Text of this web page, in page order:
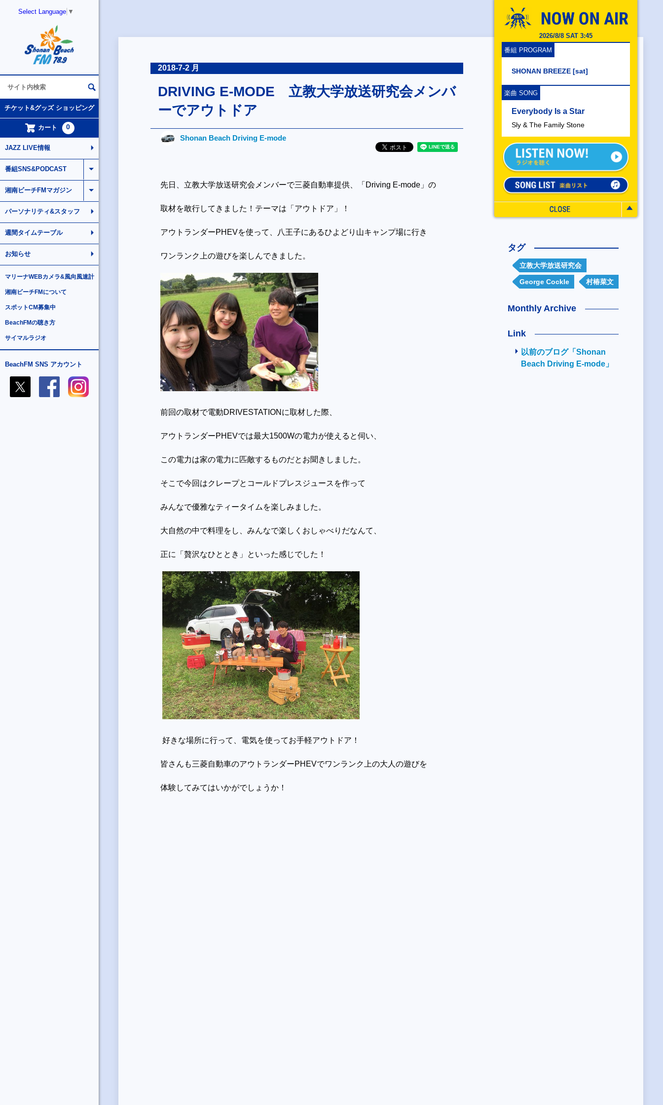
Select Language ▼
2026/8/8 SAT 3:45
番組 PROGRAM
SHONAN BREEZE [sat]
楽曲 SONG
Everybody Is a Star
Sly & The Family Stone
チケット&グッズ ショッピング
カート 0
JAZZ LIVE情報
番組SNS&PODCAST
湘南ビーチFMマガジン
パーソナリティ&スタッフ
週間タイムテーブル
お知らせ
マリーナWEBカメラ&風向風速計
湘南ビーチFMについて
スポットCM募集中
BeachFMの聴き方
サイマルラジオ
BeachFM SNS アカウント
2018-7-2 月
DRIVING E-MODE 立教大学放送研究会メンバ
ーでアウトドア
Shonan Beach Driving E-mode
先日、立教大学放送研究会メンバーで三菱自動車提供、「 Driving E-mode 」の
取材を敢行してきました！テーマは「アウトドア」！
アウトランダーPHEVを使って、八王子にあるひよどり山キャンプ場に行き
ワンランク上の遊びを楽しんできました。
前回の取材で電動DRIVESTATION に取材した際、
アウトランダーPHEVでは最大1500Wの電力が使えると伺い、
この電力は家の電力に匹敵するものだとお聞きしました。
そこで今回はクレープとコールドプレスジュースを作って
みんなで優雅なティータイムを楽しみました。
大自然の中で料理をし、みんなで楽しくおしゃべりだなんて、
正に「贅沢なひととき」といった感じでした！
好きな場所に行って、電気を使ってお手軽アウトドア！
皆さんも三菱自動車のアウトランダーPHEVでワンランク上の大人の遊びを
体験してみてはいかがでしょうか！
タグ
立教大学放送研究会
George Cockle 村椿菜文
Monthly Archive
Link
以前のブログ「Shonan
Beach Driving E-mode」